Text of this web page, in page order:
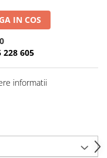
IN COS
228 605
informatii